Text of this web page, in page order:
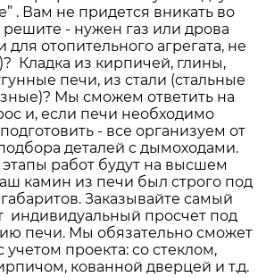
. Вам не придется вникать во
решите - нужен газ или дрова
отопительного агрегата, не
Кладка из кирпичей, глины,
печи, из стали (стальные
Мы сможем ответить на
и, если печи необходимо
- все организуем от
деталей с дымоходами.
работ будут на высшем
камин из печи был строго под
Заказывайте самый
индивидуальный просчет под
печи. Мы обязательно сможет
учетом проекта: со стеклом,
кованной дверцей и т.д.